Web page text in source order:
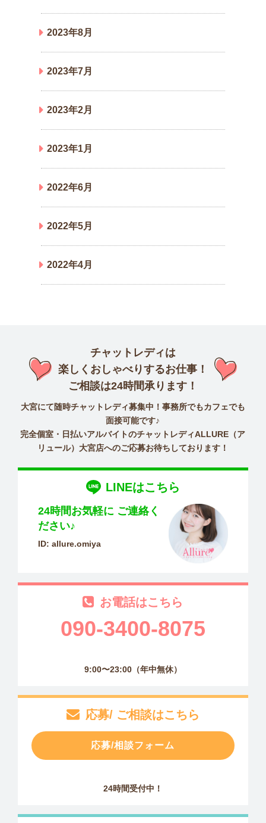
2023年8月
2023年7月
2023年2月
2023年1月
2022年6月
2022年5月
2022年4月
チャットレディは
楽しくおしゃべりするお仕事！
ご相談は24時間承ります！
大宮にて随時チャットレディ募集中！事務所でもカフェでも
面接可能です♪
完全個室・日払いアルバイトのチャットレディALLURE（ア
リュール）大宮店へのご応募お待ちしております！
LINEはこちら
24時間お気軽に ご連絡く
ださい♪
ID: allure.omiya
お電話はこちら
090-3400-8075
9:00〜23:00（年中無休）
応募/ ご相談はこちら
応募/相談フォーム
24時間受付中！